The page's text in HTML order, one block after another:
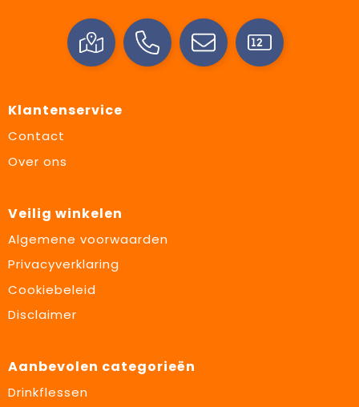
Klantenservice
Contact
Over ons
Veilig winkelen
Algemene voorwaarden
Privacyverklaring
Cookiebeleid
Disclaimer
Aanbevolen categorieën
Drinkflessen